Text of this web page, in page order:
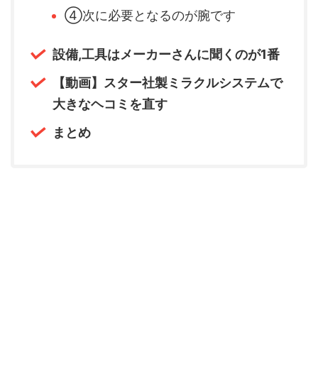
④次に必要となるのが腕です
設備,工具はメーカーさんに聞くのが1番
【動画】スター社製ミラクルシステムで
大きなヘコミを直す
まとめ